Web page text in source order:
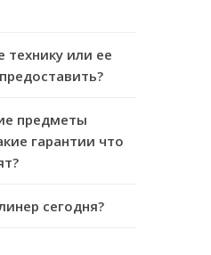
технику или ее
предметы
гарантии что
сегодня?